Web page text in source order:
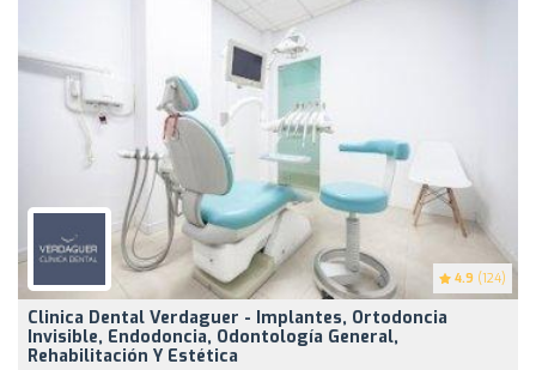
4.9 (124)
Clinica Dental Verdaguer - Implantes, Ortodoncia
Invisible, Endodoncia, Odontología General,
Rehabilitación Y Estética